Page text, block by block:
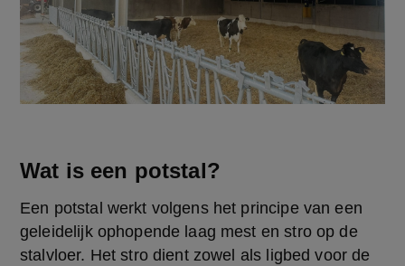
Wat is een potstal?
Een potstal werkt volgens het principe van een
geleidelijk ophopende laag mest en stro op de
stalvloer. Het stro dient zowel als ligbed voor de